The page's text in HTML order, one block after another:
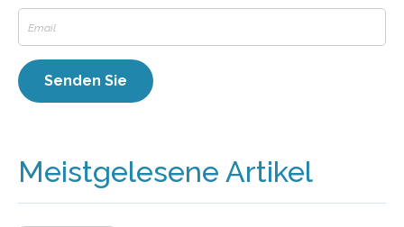
Meistgelesene Artikel